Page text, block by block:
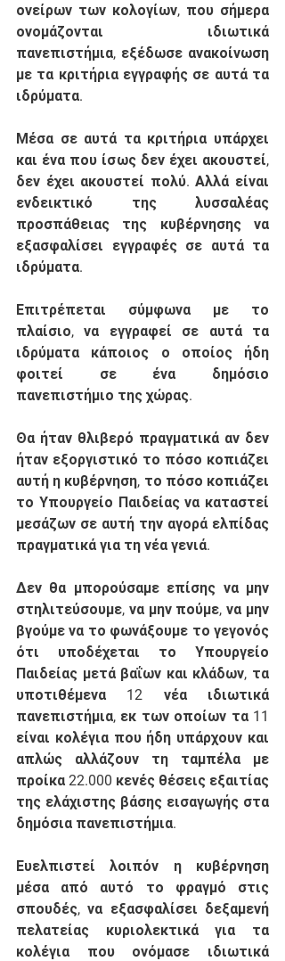
ονείρων των κολογίων, που σήμερα
ονομάζονται ιδιωτικά
πανεπιστήμια, εξέδωσε ανακοίνωση
με τα κριτήρια εγγραφής σε αυτά τα
ιδρύματα.
Μέσα σε αυτά τα κριτήρια υπάρχει
και ένα που ίσως δεν έχει ακουστεί,
δεν έχει ακουστεί πολύ. Αλλά είναι
ενδεικτικό της λυσσαλέας
προσπάθειας της κυβέρνησης να
εξασφαλίσει εγγραφές σε αυτά τα
ιδρύματα.
Επιτρέπεται σύμφωνα με το
πλαίσιο, να εγγραφεί σε αυτά τα
ιδρύματα κάποιος ο οποίος ήδη
φοιτεί σε ένα δημόσιο
πανεπιστήμιο της χώρας.
Θα ήταν θλιβερό πραγματικά αν δεν
ήταν εξοργιστικό το πόσο κοπιάζει
αυτή η κυβέρνηση, το πόσο κοπιάζει
το Υπουργείο Παιδείας να καταστεί
μεσάζων σε αυτή την αγορά ελπίδας
πραγματικά για τη νέα γενιά.
Δεν θα μπορούσαμε επίσης να μην
στηλιτεύσουμε, να μην πούμε, να μην
βγούμε να το φωνάξουμε το γεγονός
ότι υποδέχεται το Υπουργείο
Παιδείας μετά βαΐων και κλάδων, τα
υποτιθέμενα 12 νέα ιδιωτικά
πανεπιστήμια, εκ των οποίων τα 11
είναι κολέγια που ήδη υπάρχουν και
απλώς αλλάζουν τη ταμπέλα με
προίκα 22.000 κενές θέσεις εξαιτίας
της ελάχιστης βάσης εισαγωγής στα
δημόσια πανεπιστήμια.
Ευελπιστεί λοιπόν η κυβέρνηση
μέσα από αυτό το φραγμό στις
σπουδές, να εξασφαλίσει δεξαμενή
πελατείας κυριολεκτικά για τα
κολέγια που ονόμασε ιδιωτικά